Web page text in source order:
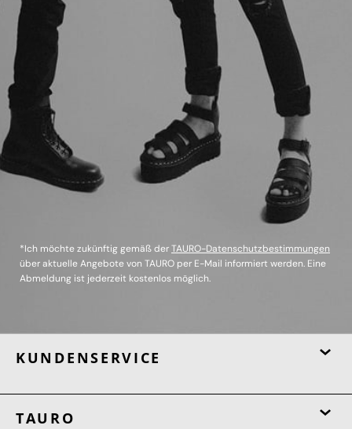
*Ich möchte zukünftig gemäß derTAURO-Datenschutzbestimmungen
über aktuelle Angebote von TAURO per E-Mail informiert werden. Eine
Abmeldung ist jederzeit kostenlos möglich.
KUNDENSERVICE
TAURO